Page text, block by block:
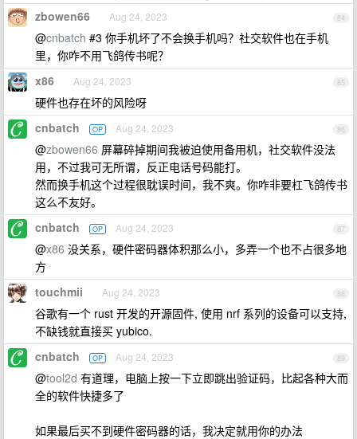
84
zbowen66 Aug 24, 2023
@cnbatch #3 你手机坏了不会换手机吗？社交软件也在手机
里，你咋不用飞鸽传书呢？
85
x86 Aug 24, 2023
硬件也存在坏的风险呀
86
cnbatch OP Aug 24, 2023
@zbowen66 屏幕碎掉期间我被迫使用备用机，社交软件没法
用，不过我可无所谓，反正电话号码能打。
然而换手机这个过程很耽误时间，我不爽。你咋非要杠飞鸽传书
这么不友好。
87
cnbatch OP Aug 24, 2023
@x86 没关系，硬件密码器体积那么小，多弄一个也不占很多地
方
88
touchmii Aug 24, 2023
谷歌有一个 rust 开发的开源固件, 使用 nrf 系列的设备可以支持,
不缺钱就直接买 yubico.
89
cnbatch OP Aug 24, 2023
@tool2d 有道理，电脑上按一下立即跳出验证码，比起各种大而
全的软件快捷多了
如果最后买不到硬件密码器的话，我决定就用你的办法